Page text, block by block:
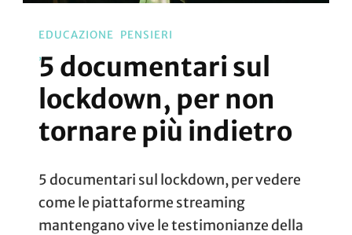
EDUCAZIONE PENSIERI
5 documentari sul
lockdown, per non
tornare più indietro
5 documentari sul lockdown, per vedere
come le piattaforme streaming
mantengano vive le testimonianze della